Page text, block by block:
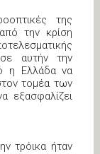
της
την κρίση
αυτήν την
η Ελλάδα να
τομέα των
εξασφαλίζει
τρόικα ήταν